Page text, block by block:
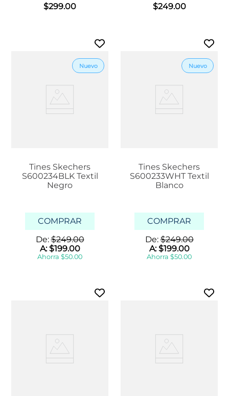
$299.00 $249.00
Tines Skechers
S600234BLK Textil
Negro
COMPRAR
De:$249.00
A:$199.00
Ahorra $50.00
Tines Skechers
S600233WHT Textil
Blanco
COMPRAR
De:$249.00
A:$199.00
Ahorra $50.00